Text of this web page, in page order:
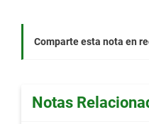
Comparte esta nota en
Notas